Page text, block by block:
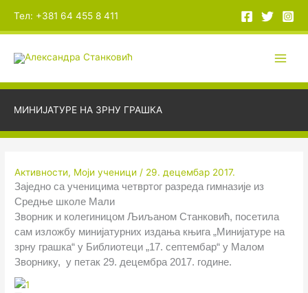
садржај
Тел: +381 64 455 8 411
МИНИЈАТУРЕ НА ЗРНУ ГРАШКА
Активности, Моји ученици / 29. децембар 2017.
Заједно са ученицима четвртог разреда гимназије из
Средње школе Мали
Зворник и колегиницом Љиљаном Станковић, посетила
сам изложбу минијатурних издања књига „Минијатуре на
зрну грашка“ у Библиотеци „17. септембар“ у Малом
Зворнику, у петак 29. децембра 2017. године.
и
в